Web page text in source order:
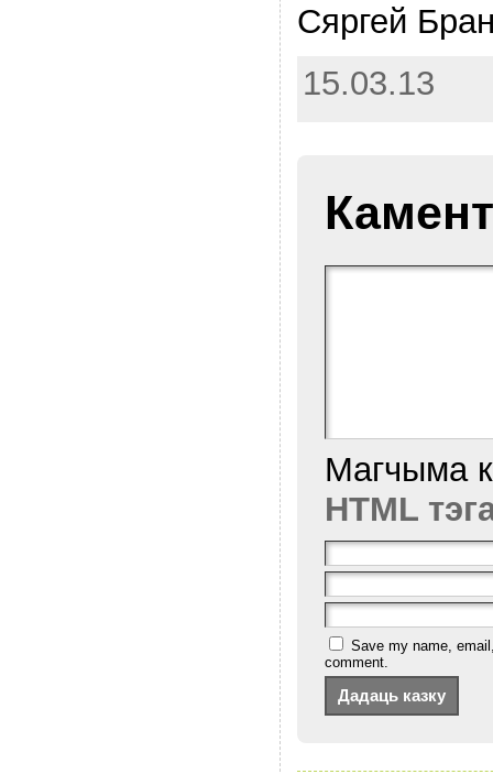
Сяргей
15.03.13
Магчыма
HTML
Save my name,
comment.